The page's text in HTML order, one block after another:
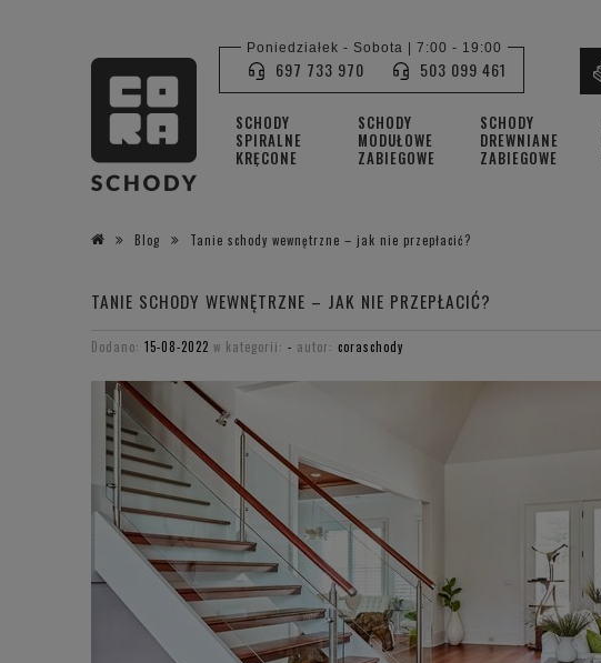
SCHODY
SPIRALNE
KRĘCONE
SCHODY
MODUŁOWE
ZABIEGOWE
SCHODY
DREWNIANE
ZABIEGOWE
Poniedziałek - Sobota | 7:00 - 19:00
697 733 970 503 099 461
Blog Tanie schody wewnętrzne – jak nie przepłacić?
TANIE SCHODY WEWNĘTRZNE – JAK NIE PRZEPŁACIĆ?
Dodano: 15-08-2022 w kategorii: - autor: coraschody